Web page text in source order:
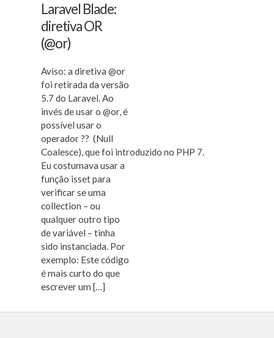
Laravel Blade:
diretiva OR
(@or)
Aviso: a diretiva @or
foi retirada da versão
5.7 do Laravel. Ao
invés de usar o @or, é
possível usar o
operador ?? (Null
Coalesce), que foi introduzido no PHP 7.
Eu costumava usar a
função isset para
verificar se uma
collection – ou
qualquer outro tipo
de variável – tinha
sido instanciada. Por
exemplo: Este código
é mais curto do que
escrever um […]